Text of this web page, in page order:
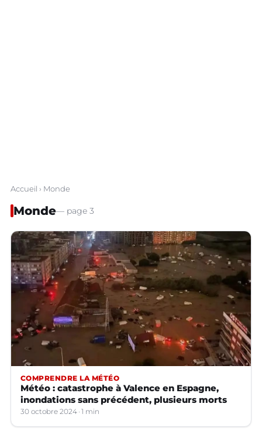
Accueil › Monde
Monde— page 3
COMPRENDRE LA MÉTÉO
Météo : catastrophe à Valence en Espagne,
inondations sans précédent, plusieurs morts
30 octobre 2024 1 min